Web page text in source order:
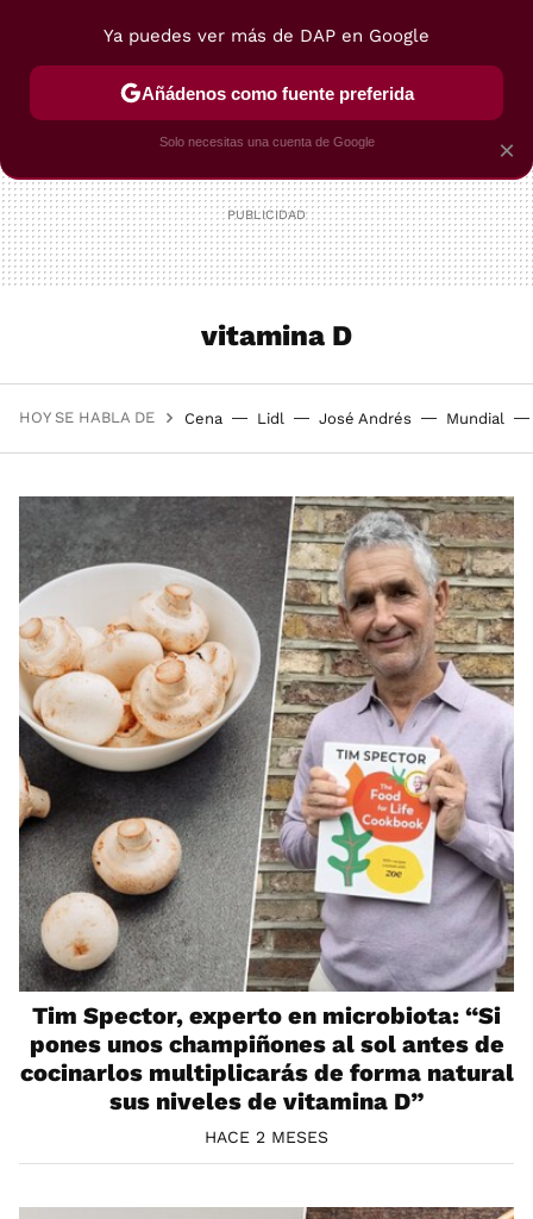
POSTRES VIAJES SELECCIÓN VEGUI
vitamina D
HOY SE HABLA DE Cena Lidl José Andrés Mundial
Tim Spector, experto en microbiota: “Si
pones unos champiñones al sol antes de
cocinarlos multiplicarás de forma natural
sus niveles de vitamina D”
HACE 2 MESES
×
Ya puedes ver más de DAP en Google
Añádenos como fuente preferida
Solo necesitas una cuenta de Google